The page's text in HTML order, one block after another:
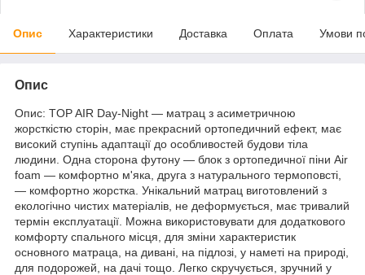
Опис Характеристики Доставка Оплата Умови
Опис
Опис: TOP AIR Day-Night — матрац з асиметричною
жорсткістю сторін, має прекрасний ортопедичний ефект, має
високий ступінь адаптації до особливостей будови тіла
людини. Одна сторона футону — блок з ортопедичної піни Air
foam — комфортно м'яка, друга з натурального термоповсті,
— комфортно жорстка. Унікальний матрац виготовлений з
екологічно чистих матеріалів, не деформується, має тривалий
термін експлуатації. Можна використовувати для додаткового
комфорту спального місця, для зміни характеристик
основного матраца, на дивані, на підлозі, у наметі на природі,
для подорожей, на дачі тощо. Легко скручується, зручний у